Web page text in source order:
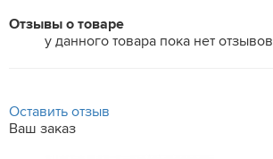
Отзывы о товаре
у данного товара пока нет отзывов
Оставить отзыв
Ваш заказ